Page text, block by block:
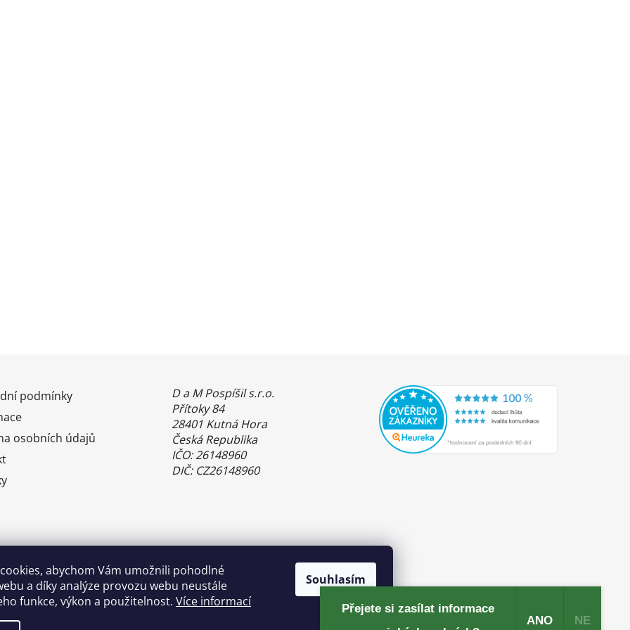
abychom Vám umožnili pohodlné
a díky analýze provozu webu neustále
funkce, výkon a použitelnost. Více informací
Souhlasím
podmínky
osobních údajů
D a M Pospíšil s.r.o.
Přítoky 84
28401 Kutná Hora
Česká Republika
IČO: 26148960
DIČ: CZ26148960
Benefity Pluxee - Sodexo
Přejete si zasílat informace
ANO NE